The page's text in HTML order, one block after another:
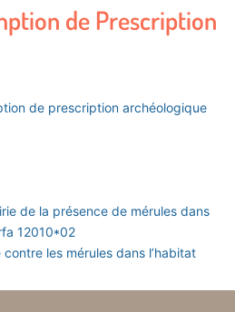
de Prescription
de prescription archéologique
de la présence de mérules dans
12010*02
les mérules dans l’habitat